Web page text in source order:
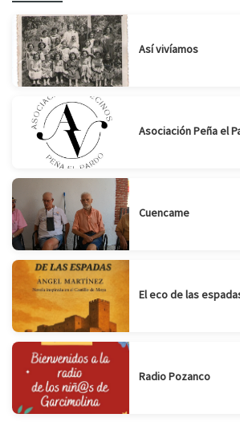
Así vivíamos
Asociación Peña el
Cuencame
El eco de las
Radio Pozanco
Suscribirse